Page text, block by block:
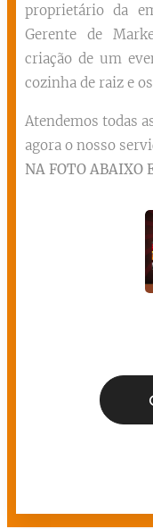
proprietário da
Gerente de
criação de um
cozinha de raiz e
Atendemos todas
agora o nosso
NA FOTO ABAIXO